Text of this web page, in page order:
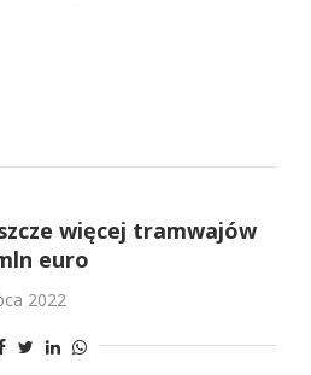
więcej tramwajów
euro
2022